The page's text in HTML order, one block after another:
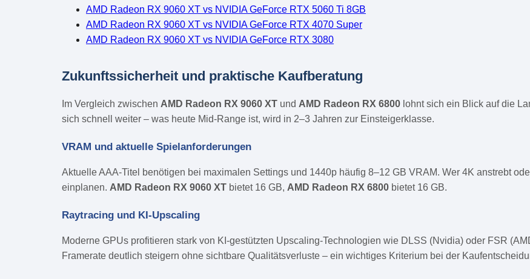
AMD Radeon RX 9060 XT vs NVIDIA GeForce RTX 5060 Ti 8GB
AMD Radeon RX 9060 XT vs NVIDIA GeForce RTX 4070 Super
AMD Radeon RX 9060 XT vs NVIDIA GeForce RTX 3080
Zukunftssicherheit und praktische Kaufberatung
Im Vergleich zwischen AMD Radeon RX 9060 XT und AMD Radeon RX 6800 lohnt sich ein Blick auf die
sich schnell weiter – was heute Mid-Range ist, wird in 2–3 Jahren zur Einsteigerklasse.
VRAM und aktuelle Spielanforderungen
Aktuelle AAA-Titel benötigen bei maximalen Settings und 1440p häufig 8–12 GB VRAM. Wer 4K anstrebt
einplanen. AMD Radeon RX 9060 XT bietet 16 GB, AMD Radeon RX 6800 bietet 16 GB.
Raytracing und KI-Upscaling
Moderne GPUs profitieren stark von KI-gestützten Upscaling-Technologien wie DLSS (Nvidia) oder FSR
Framerate deutlich steigern ohne sichtbare Qualitätsverluste – ein wichtiges Kriterium bei der